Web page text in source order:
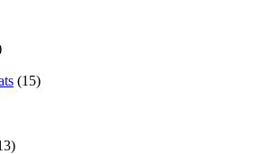
(15)